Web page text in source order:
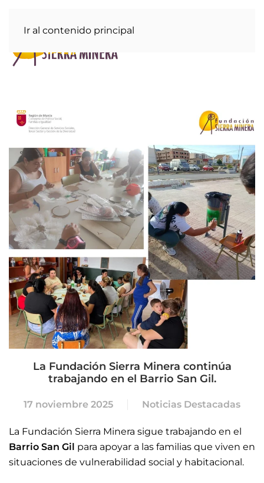
Ir al contenido principal
La Fundación Sierra Minera continúa
trabajando en el Barrio San Gil.
17 noviembre 2025 Noticias Destacadas
La Fundación Sierra Minera sigue trabajando en el
Barrio San Gil para apoyar a las familias que viven en
situaciones de vulnerabilidad social y habitacional.